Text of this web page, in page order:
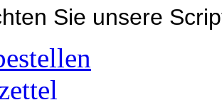
Sie unsere